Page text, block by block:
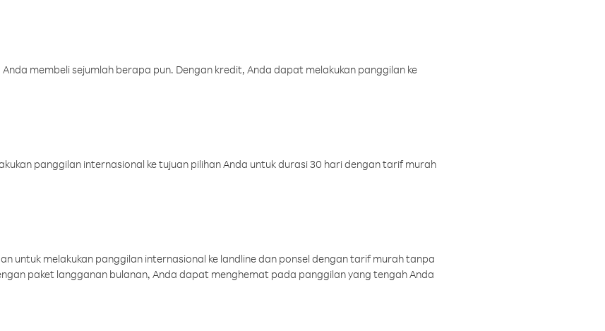
membeli sejumlah berapa pun. Dengan kredit, Anda dapat melakukan panggilan ke
panggilan internasional ke tujuan pilihan Anda untuk durasi 30 hari dengan tarif murah
untuk melakukan panggilan internasional ke landline dan ponsel dengan tarif murah tanpa
paket langganan bulanan, Anda dapat menghemat pada panggilan yang tengah Anda